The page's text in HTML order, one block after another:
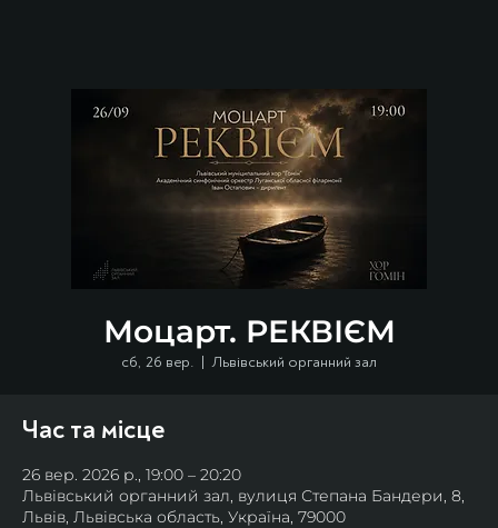
Моцарт. РЕКВІЄМ
сб, 26 вер.
  |
Львівський органний зал
Час та місце
26 вер. 2026 р., 19:00 – 20:20
Львівський органний зал, вулиця Степана Бандери, 8,
Львів, Львівська область, Україна, 79000